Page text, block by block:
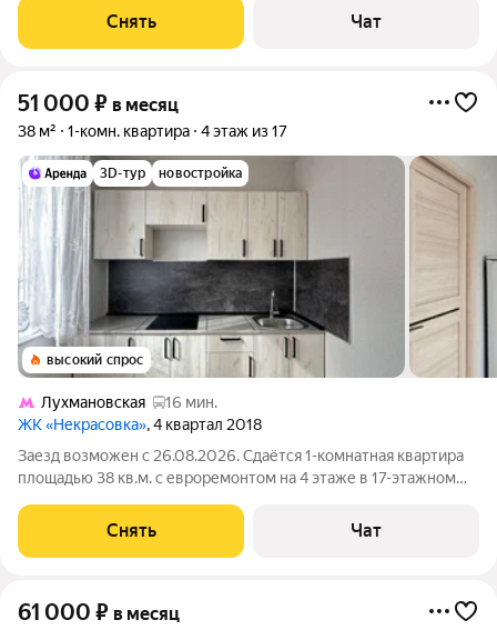
монолитный, окна выходят во двор. В подъезде 3 лифта - 1
грузовой и 2
Снять Чат
51 000 ₽ в месяц
38 м² 1-комн. квартира 4 этаж из 17
3D-тур новостройка
высокий спрос
Лухмановская
16 мин.
ЖК «Некрасовка», 4 квартал 2018
Заезд возможен с 26.08.2026. Сдаётся 1-комнатная квартира
площадью 38 кв.м. с евроремонтом на 4 этаже в 17-этажном
двор. Есть консьерж. В
Снять Чат
61 000 ₽ в месяц